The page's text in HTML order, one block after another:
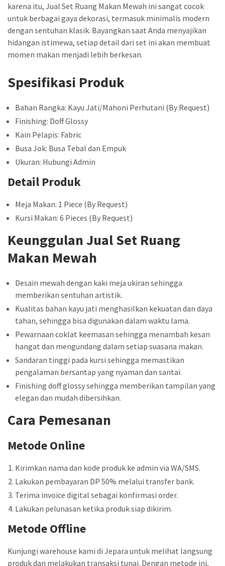
karena itu, Jual Set Ruang Makan Mewah ini sangat cocok
untuk berbagai gaya dekorasi, termasuk minimalis modern
dengan sentuhan klasik. Bayangkan saat Anda menyajikan
hidangan istimewa, setiap detail dari set ini akan membuat
momen makan menjadi lebih berkesan.
Spesifikasi Produk
Bahan Rangka: Kayu Jati/Mahoni Perhutani (By Request)
Finishing: Doff Glossy
Kain Pelapis: Fabric
Busa Jok: Busa Tebal dan Empuk
Ukuran: Hubungi Admin
Detail Produk
Meja Makan: 1 Piece (By Request)
Kursi Makan: 6 Pieces (By Request)
Keunggulan Jual Set Ruang
Makan Mewah
Desain mewah dengan kaki meja ukiran sehingga
memberikan sentuhan artistik.
Kualitas bahan kayu jati menghasilkan kekuatan dan daya
tahan, sehingga bisa digunakan dalam waktu lama.
Pewarnaan coklat keemasan sehingga menambah kesan
hangat dan mengundang dalam setiap suasana makan.
Sandaran tinggi pada kursi sehingga memastikan
pengalaman bersantap yang nyaman dan santai.
Finishing doff glossy sehingga memberikan tampilan yang
elegan dan mudah dibersihkan.
Cara Pemesanan
Metode Online
Kirimkan nama dan kode produk ke admin via WA/SMS.
Lakukan pembayaran DP 50% melalui transfer bank.
Terima invoice digital sebagai konfirmasi order.
Lakukan pelunasan ketika produk siap dikirim.
Metode Offline
Kunjungi warehouse kami di Jepara untuk melihat langsung
produk dan melakukan transaksi tunai. Dengan metode ini,